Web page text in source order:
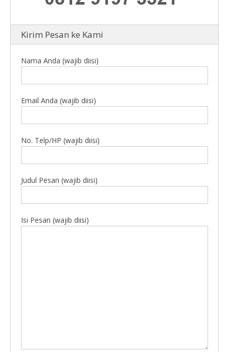
Kirim Pesan ke Kami
Nama Anda (wajib diisi)
Email Anda (wajib diisi)
No. Telp/HP (wajib diisi)
Judul Pesan (wajib diisi)
Isi Pesan (wajib diisi)